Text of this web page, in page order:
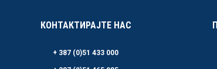
КОНТАКТИРАЈТЕ НАС
+ 387 (0)51 433 000